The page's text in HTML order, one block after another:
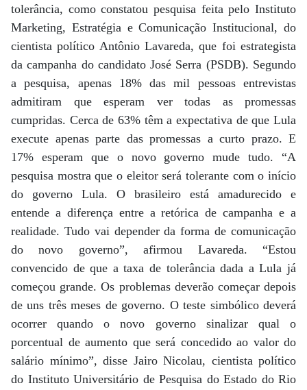
tolerância, como constatou pesquisa feita pelo Instituto
Marketing, Estratégia e Comunicação Institucional, do
cientista político Antônio Lavareda, que foi estrategista
da campanha do candidato José Serra (PSDB). Segundo
a pesquisa, apenas 18% das mil pessoas entrevistas
admitiram que esperam ver todas as promessas
cumpridas. Cerca de 63% têm a expectativa de que Lula
execute apenas parte das promessas a curto prazo. E
17% esperam que o novo governo mude tudo. “A
pesquisa mostra que o eleitor será tolerante com o início
do governo Lula. O brasileiro está amadurecido e
entende a diferença entre a retórica de campanha e a
realidade. Tudo vai depender da forma de comunicação
do novo governo”, afirmou Lavareda. “Estou
convencido de que a taxa de tolerância dada a Lula já
começou grande. Os problemas deverão começar depois
de uns três meses de governo. O teste simbólico deverá
ocorrer quando o novo governo sinalizar qual o
porcentual de aumento que será concedido ao valor do
salário mínimo”, disse Jairo Nicolau, cientista político
do Instituto Universitário de Pesquisa do Estado do Rio